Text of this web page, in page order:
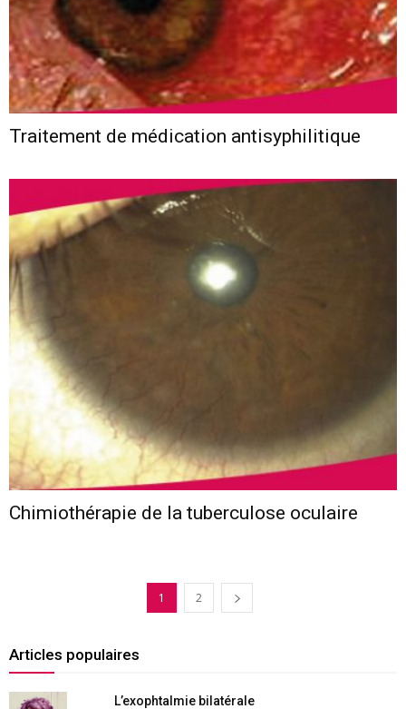
Traitement de médication antisyphilitique
Chimiothérapie de la tuberculose oculaire
1 2
Articles populaires
L’exophtalmie bilatérale